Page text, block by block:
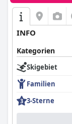
INFO
Kategorien
Skigebiet
Familien
3-Sterne